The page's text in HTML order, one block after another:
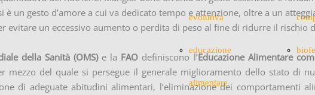
evolutiva
educazione
alimentare
un gesto d’amore a cui va dedicato tempo e attenzione, oltre a un
evitare un eccessivo aumento o perdita di peso al fine di ridurre il rischio
della Sanità (OMS) e la FAO definiscono l’Educazione Alimentare
mezzo del quale si persegue il generale miglioramento dello stato di
di adeguate abitudini alimentari, l’eliminazione dei comportamenti